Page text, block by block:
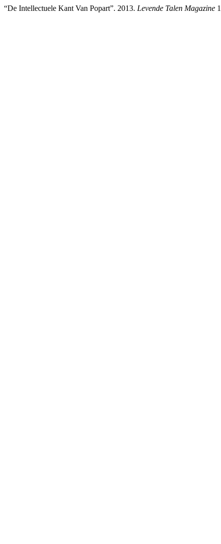
“De Intellectuele Kant Van Popart”. 2013. Levende Talen Magazine